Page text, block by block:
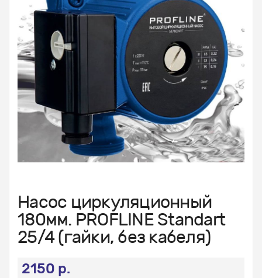
Насос циркуляционный
180мм. PROFLINE Standart
25/4 (гайки, без кабеля)
2150 р.